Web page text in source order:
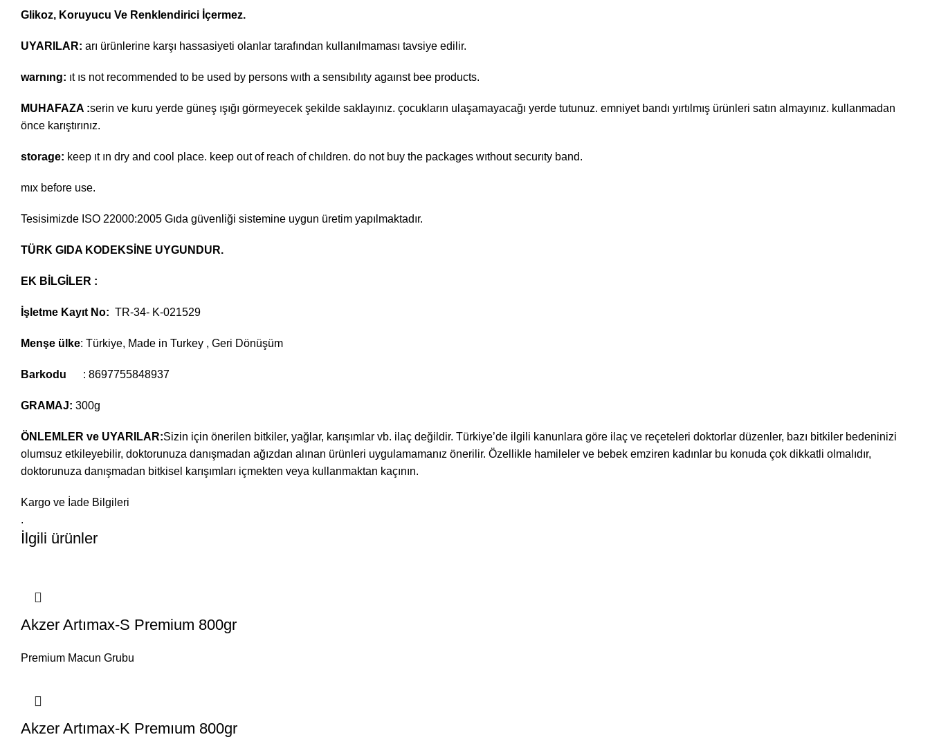
Glikoz, Koruyucu Ve Renklendirici İçermez.
UYARILAR: arı ürünlerine karşı hassasiyeti olanlar tarafından kullanılmaması tavsiye edilir.
warnıng: ıt ıs not recommended to be used by persons wıth a sensıbılıty agaınst bee products.
MUHAFAZA :serin ve kuru yerde güneş ışığı görmeyecek şekilde saklayınız. çocukların ulaşamayacağı yerde tutunuz. emniyet bandı yırtılmış ürünleri satın almayınız. kullanmadan
önce karıştırınız.
storage: keep ıt ın dry and cool place. keep out of reach of chıldren. do not buy the packages wıthout securıty band.
mıx before use.
Tesisimizde ISO 22000:2005 Gıda güvenliği sistemine uygun üretim yapılmaktadır.
TÜRK GIDA KODEKSİNE UYGUNDUR.
EK BİLGİLER :
İşletme Kayıt No: TR-34- K-021529
Menşe ülke: Türkiye, Made in Turkey , Geri Dönüşüm
Barkodu : 8697755848937
GRAMAJ: 300g
ÖNLEMLER ve UYARILAR:Sizin için önerilen bitkiler, yağlar, karışımlar vb. ilaç değildir. Türkiye’de ilgili kanunlara göre ilaç ve reçeteleri doktorlar düzenler, bazı bitkiler bedeninizi
olumsuz etkileyebilir, doktorunuza danışmadan ağızdan alınan ürünleri uygulamamanız önerilir. Özellikle hamileler ve bebek emziren kadınlar bu konuda çok dikkatli olmalıdır,
doktorunuza danışmadan bitkisel karışımları içmekten veya kullanmaktan kaçının.
Kargo ve İade Bilgileri
.
İlgili ürünler
Akzer Artımax-S Premium 800gr
Premium Macun Grubu
Akzer Artımax-K Premıum 800gr